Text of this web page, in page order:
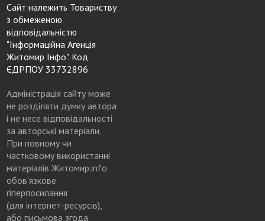
Сайт належить Товариству
з обмеженою
відповідальністю
"Інформаційна Агенція
Житомир Інфо". Код
ЄДРПОУ 33732896
Адміністрація сайту може
не розділяти думку автора
і не несе відповідальності
за авторські матеріали.
При повному чи
частковому використанні
матеріалів Житомир.info
обов’язкове
гіперпосилання
(для інтернет-ресурсів),
або письмова згода